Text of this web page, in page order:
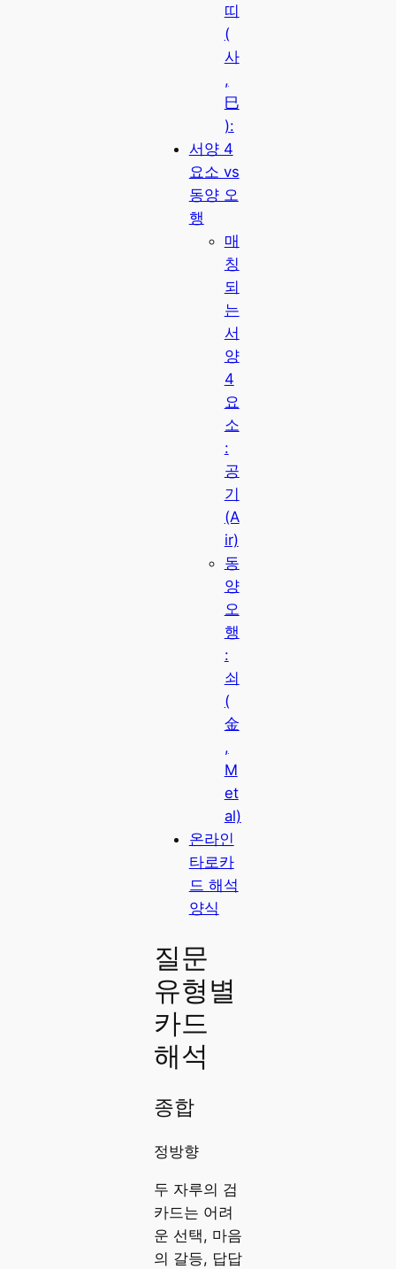
띠
(
사
,
巳
):
서양 4
요소 vs
동양 오
행
매
칭
되
는
서
양
4
요
소
:
공
기
(A
ir)
동
양
오
행
:
쇠
(
金
,
M
et
al)
온라인
타로카
드 해석
양식
질문
유형별
카드
해석
종합
정방향
두 자루의 검
카드는 어려
운 선택, 마음
의 갈등, 답답